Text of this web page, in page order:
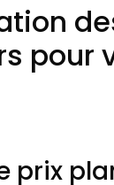
pour
prix